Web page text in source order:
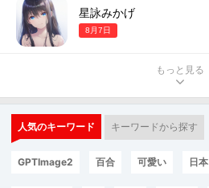
星詠みかげ
8月7日
もっと見る
人気のキーワード キーワードから探す
GPTImage2 百合 可愛い 日本